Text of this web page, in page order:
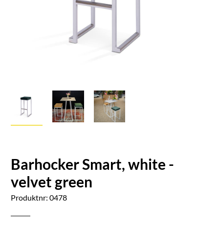
Barhocker Smart, white -
velvet green
Produktnr: 0478